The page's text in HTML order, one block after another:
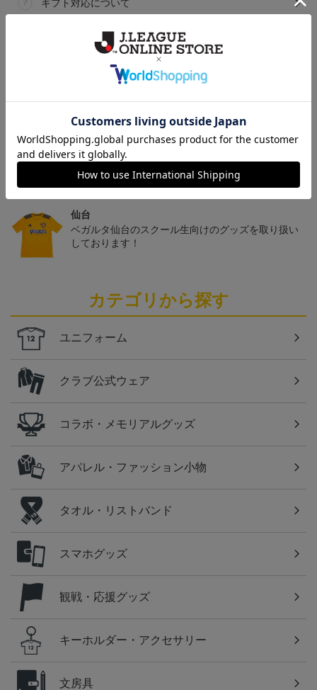
ギフト対応について
仙台
チームマスコットグッズは、サポーターやファン必
仙台
ベガルタ仙台のスクール生向けのグッズを取り扱い
しております！
カテゴリから探す
ユニフォーム
クラブ公式ウェア
コラボ・メモリアルグッズ
アパレル・ファッション小物
タオル・リストバンド
スマホグッズ
観戦・応援グッズ
キーホルダー・アクセサリー
文房具